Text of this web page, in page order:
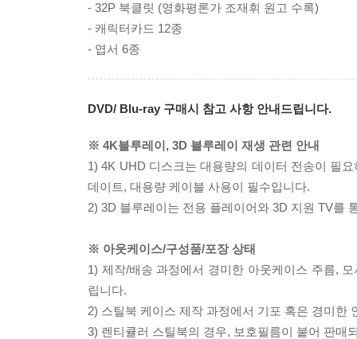
- 32P 북클릿 (영화평론가 조재휘 원고 수록)
- 캐릭터카드 12종
- 엽서 6종
DVD/ Blu-ray 구매시 참고 사항 안내드립니다.
※ 4K블루레이, 3D 블루레이 재생 관련 안내
1) 4K UHD 디스크는 대용량의 데이터 전송이 필
데이트, 대용량 케이블 사용이 필수입니다.
2) 3D 블루레이는 전용 플레이어와 3D 지원 TV를
※ 아웃케이스/구성품/포장 상태
1) 제작/배송 과정에서 경미한 아웃케이스 주름,
립니다.
2) 스틸북 케이스 제작 과정에서 기포 혹은 경미한
3) 렌티큘러 스틸북의 경우, 보호필름이 붙어 판매